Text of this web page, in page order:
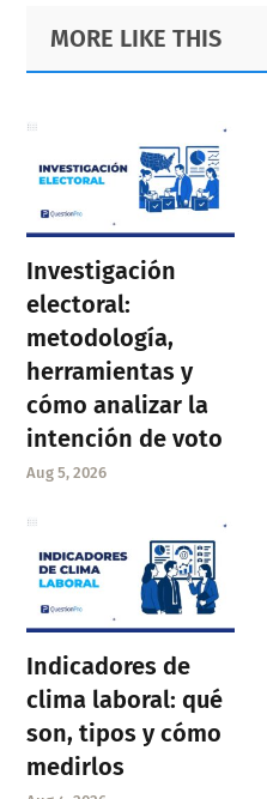
Primary
Sidebar
Footer
MORE LIKE THIS
Investigación
electoral:
metodología,
herramientas y
cómo analizar la
intención de voto
Aug 5, 2026
Indicadores de
clima laboral: qué
son, tipos y cómo
medirlos